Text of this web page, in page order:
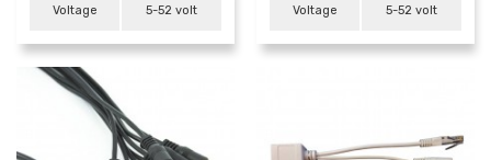
Voltage 5-52 volt Voltage 5-52 volt